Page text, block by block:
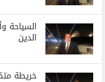
السياحة
الدين
خريطة